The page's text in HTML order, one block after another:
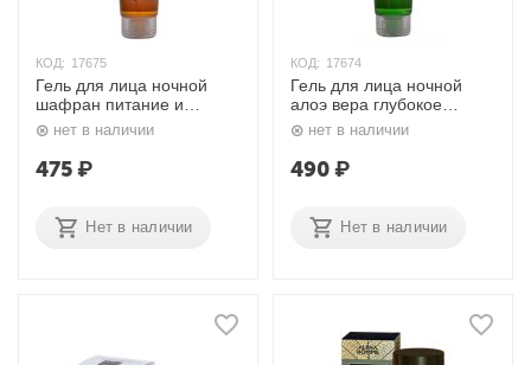
КОД: 17675
Гель для лица ночной
шафран питание и
восстановление, 100 мл.
Aasha Herbals
нет в наличии
475₽
Нет в наличии
КОД: 17674
Гель для лица ночной
алоэ вера глубокое
увлажнение и защита,
100 мл. Aasha Herbals
нет в наличии
490₽
Нет в наличии